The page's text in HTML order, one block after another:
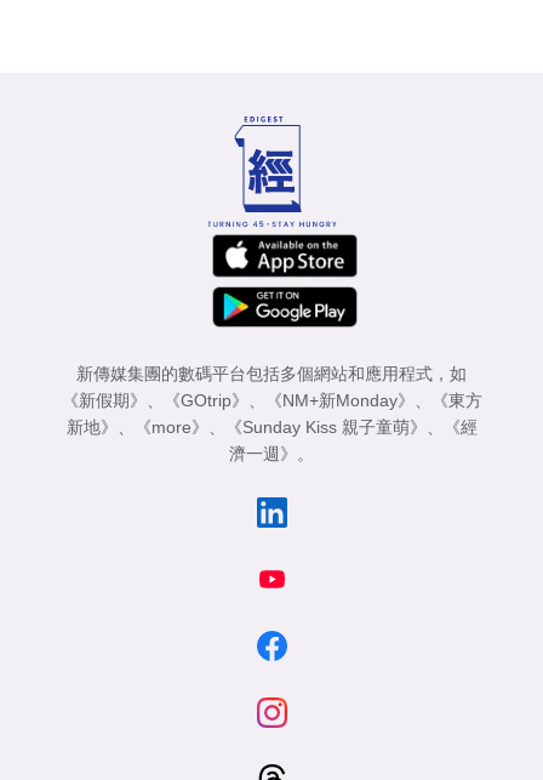
新傳媒集團的數碼平台包括多個網站和應用程式，如
《新假期》
《GOtrip》 《NM+新Monday》
《東方
新地》
《more》 《Sunday Kiss 親子童萌》
《經
濟一週》
。